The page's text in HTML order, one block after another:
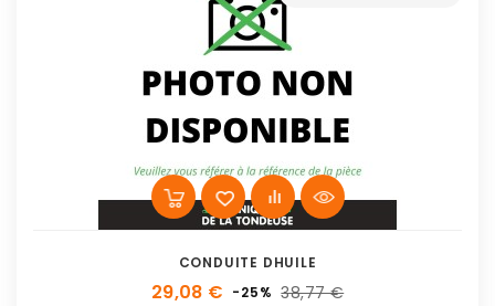
CONDUITE DHUILE
29,08 € -25% 38,77 €